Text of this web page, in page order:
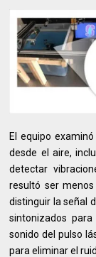
El equipo
desde el aire,
detectar
resultó ser
distinguir la señal
sintonizados
sonido del pulso
para eliminar el